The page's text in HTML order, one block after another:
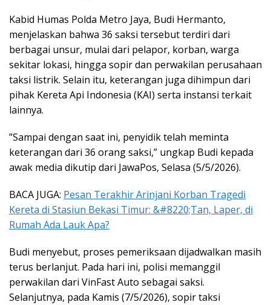
Kabid Humas Polda Metro Jaya, Budi Hermanto,
menjelaskan bahwa 36 saksi tersebut terdiri dari
berbagai unsur, mulai dari pelapor, korban, warga
sekitar lokasi, hingga sopir dan perwakilan perusahaan
taksi listrik. Selain itu, keterangan juga dihimpun dari
pihak Kereta Api Indonesia (KAI) serta instansi terkait
lainnya.
”Sampai dengan saat ini, penyidik telah meminta
keterangan dari 36 orang saksi,” ungkap Budi kepada
awak media dikutip dari JawaPos, Selasa (5/5/2026).
BACA JUGA: Pesan Terakhir Arinjani Korban Tragedi
Kereta di Stasiun Bekasi Timur: &#8220;Tan, Laper, di
Rumah Ada Lauk Apa?
Budi menyebut, proses pemeriksaan dijadwalkan masih
terus berlanjut. Pada hari ini, polisi memanggil
perwakilan dari VinFast Auto sebagai saksi.
Selanjutnya, pada Kamis (7/5/2026), sopir taksi